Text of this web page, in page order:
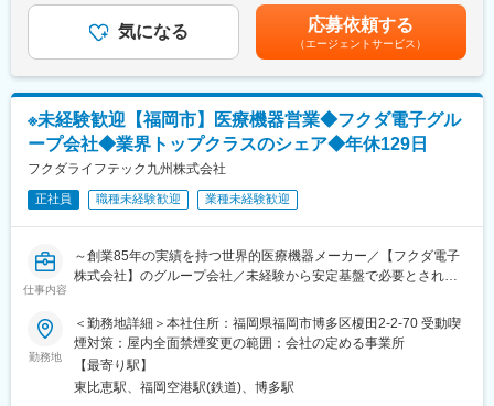
■特徴：
◇医療とITの融合で社会に貢献：グループとして26年ですが、小
規模クリニック向け画像ファイリングシステム分野においては、
全国2,000施設以上の医療施設へ導入しており、日本でトップクラ
スです。
◇クリニック向け医療情報のクラウドサービス2015年夏スター
ト：災害などから医療情報データの保存の安全性を向上が見込ま
れるサービスです。
■商材について
「酸素を送る機械」「睡眠時に呼吸をサポートする機械」「在宅
※ほとんどがレンタルでのご提案です。担当する医療機関は30～
50件ほど。
1日10～15件を目安に病院やクリニックを訪問していくイメージ
です。
■契約締結からフォローまでの流れ
病院契約受注→見積・契約書作成→指示書→患者宅へ→機械の設
置・説明→定期点検（フォロー）→消耗品交換
【担当エリア】
■業務の魅力
業界トップクラスの知名度があり、病院やクリニックからの信頼
も厚いため、提案がしやすい環境です。
験・年齢、能力等を考慮の上、当社規定により決定致します。■賞
与：年2回（7月・12月）※過去実績5.6ヶ月分賃金はあくまでも目
安の金額であり、選考を通じて上下する可能性があります。月給
(月額)は固定手当を含めた表記です。
気になる 応募依頼する
（エージェントサービス）
※未経験歓迎【福岡市】医療機器営業◆フクダ電子グル
ープ会社◆業界トップクラスのシェア◆年休129日
フクダライフテック九州株式会社
正社員 職種未経験歓迎 業種未経験歓迎
仕事内容
～創業85年の実績を持つ世界的医療機器メーカー／【フクダ電子
株式会社】のグループ会社／未経験から安定基盤で必要とされ続
■業務内容
大学病院／クリニックの医療従事者に向けた在宅医療機器レンタ
ル提案をお任せします！
既存顧客がメインで、既存8（大学・クリニック）：新規2（開業
勤務地
＜勤務地詳細＞本社住所：福岡県福岡市博多区榎田2-2-70 受動喫
煙対策：屋内全面禁煙変更の範囲：会社の定める事業所
【最寄り駅】
東比恵駅、福岡空港駅(鉄道)、博多駅